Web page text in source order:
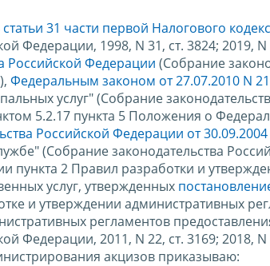
статьи 31 части первой Налогового
Федерации, 1998, N 31, ст. 3824; 2019,
Российской Федерации (Собрание
Федеральным законом от 27.07.2010 N
услуг" (Собрание
5.2.17 пункта 5 Положения о
Российской Федерации от
(Собрание законодательства
пункта 2 Правил разработки и
услуг, утвержденных
и утверждении административных
регламентов
Федерации, 2011, N 22, ст. 3169; 2018, N
акцизов приказываю: